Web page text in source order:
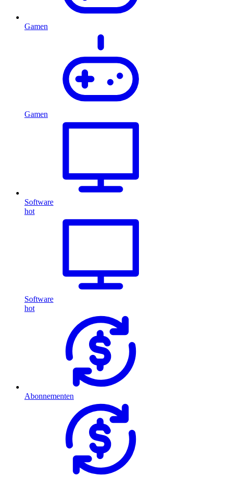
Gamen
Gamen
Software
hot
Software
hot
Abonnementen